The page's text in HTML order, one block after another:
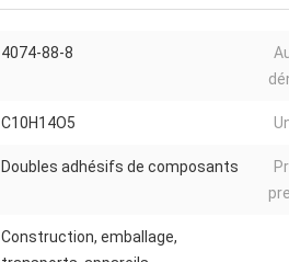
4074-88-8
C10H14O5
Doubles adhésifs de composants
Construction, emballage,